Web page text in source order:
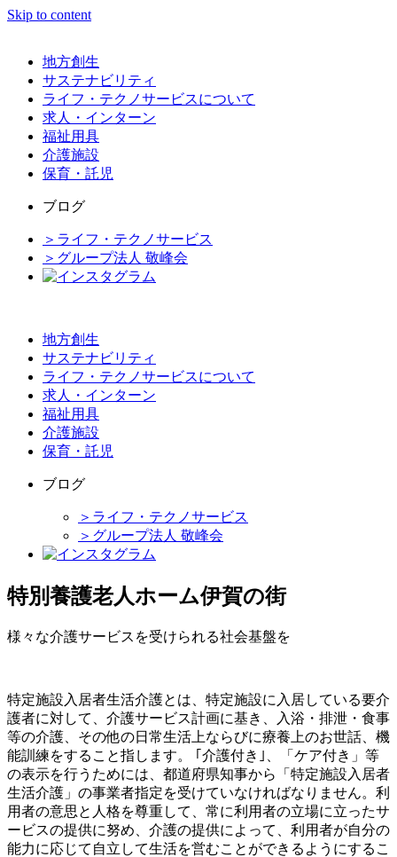
Skip to content
地方創生
サステナビリティ
ライフ・テクノサービスについて
求人・インターン
福祉用具
介護施設
保育・託児
ブログ
＞ライフ・テクノサービス
＞グループ法人 敬峰会
地方創生
サステナビリティ
ライフ・テクノサービスについて
求人・インターン
福祉用具
介護施設
保育・託児
ブログ
＞ライフ・テクノサービス
＞グループ法人 敬峰会
特別養護老人ホーム伊賀の街
様々な介護サービスを受けられる社会基盤を
特定施設入居者生活介護とは、特定施設に入居している要介
護者に対して、介護サービス計画に基き、入浴・排泄・食事
等の介護、その他の日常生活上ならびに療養上のお世話、機
能訓練をすること指します。 ｢介護付き｣、「ケア付き」等
の表示を行うためには、都道府県知事から「特定施設入居者
生活介護」の事業者指定を受けていなければなりません。利
用者の意思と人格を尊重して、常に利用者の立場に立ったサ
ービスの提供に努め、介護の提供によって、利用者が自分の
能力に応じて自立して生活を営むことができるようにするこ